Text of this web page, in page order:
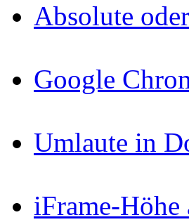
Absolute
Google
Umlaute in
iFrame-Höhe